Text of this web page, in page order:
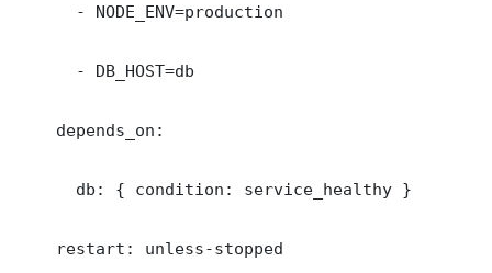
      - NODE_ENV=production
      - DB_HOST=db
    depends_on:
      db: { condition: service_healthy }
    restart: unless-stopped